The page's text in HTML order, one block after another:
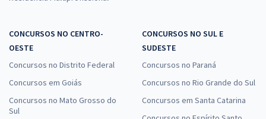
CONCURSOS NO CENTRO-
OESTE
Concursos no Distrito Federal
Concursos em Goiás
Concursos no Mato Grosso do
Sul
CONCURSOS NO SUL E
SUDESTE
Concursos no Paraná
Concursos no Rio Grande do Sul
Concursos em Santa Catarina